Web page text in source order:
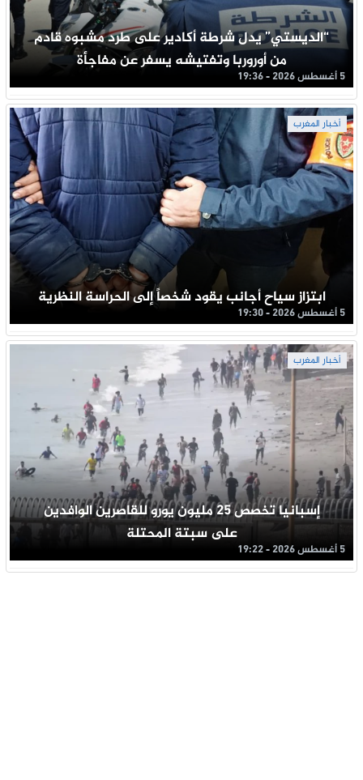
“الديستي” يدل شرطة أكادير على طرد مشبوه قادم
من أوروربا وتفتيشه يسفر عن مفاجأة
5 أغسطس 2026 - 19:36
أخبار المغرب
ابتزاز سياح أجانب يقود شخصاً إلى الحراسة النظرية
5 أغسطس 2026 - 19:30
أخبار المغرب
إسبانيا تخصص 25 مليون يورو للقاصرين الوافدين
على سبتة المحتلة
5 أغسطس 2026 - 19:22